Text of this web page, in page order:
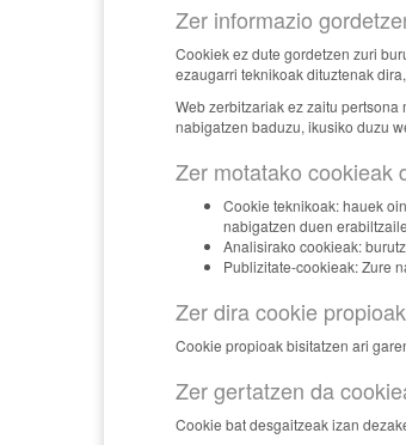
Zer informazio
Cookiek ez dute gordetzen zuri
ezaugarri teknikoak dituztenak
Web zerbitzariak ez zaitu
nabigatzen baduzu, ikusiko duzu
Zer motatako cookieak
Cookie teknikoak: hauek
nabigatzen duen
Analisirako cookieak:
Publizitate-cookieak: Zure
Zer dira cookie
Cookie propioak bisitatzen ari
Zer gertatzen da
Cookie bat desgaitzeak izan